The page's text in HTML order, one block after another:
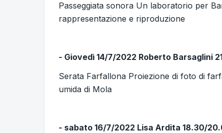
Passeggiata sonora Un laboratorio per
rappresentazione e riproduzione
- Giovedì 14/7/2022 Roberto Barsaglini
Serata Farfallona Proiezione di foto di
umida di Mola
- sabato 16/7/2022 Lisa Ardita 18.30/